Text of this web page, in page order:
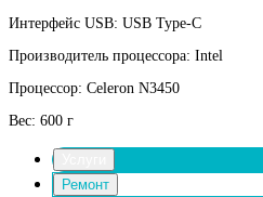
Интерфейс USB: USB Type-C
Производитель процессора: Intel
Процессор: Celeron N3450
Вес: 600 г
Ремонт